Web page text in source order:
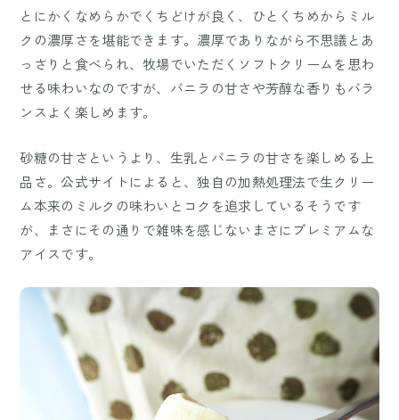
とにかくなめらかでくちどけが良く、ひとくちめからミル
クの濃厚さを堪能できます。濃厚でありながら不思議とあ
っさりと食べられ、牧場でいただくソフトクリームを思わ
せる味わいなのですが、バニラの甘さや芳醇な香りもバラ
ンスよく楽しめます。
砂糖の甘さというより、生乳とバニラの甘さを楽しめる上
品さ。公式サイトによると、独自の加熱処理法で生クリー
ム本来のミルクの味わいとコクを追求しているそうです
が、まさにその通りで雑味を感じないまさにプレミアムな
アイスです。